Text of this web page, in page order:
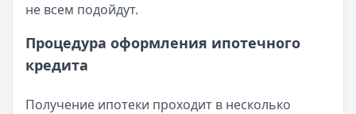
не всем подойдут.
Процедура оформления ипотечного
кредита
Получение ипотеки проходит в несколько